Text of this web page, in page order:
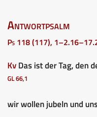
Antwortpsalm
Ps 118 (117),
KvDas ist der Tag, den
GL 66,1
wir wollen jubeln und